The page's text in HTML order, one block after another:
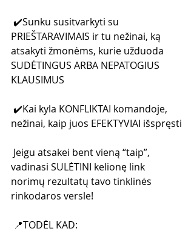
✔️Sunku susitvarkyti su
PRIEŠTARAVIMAIS ir tu nežinai, ką
atsakyti žmonėms, kurie užduoda
SUDĖTINGUS ARBA NEPATOGIUS
KLAUSIMUS
✔️Kai kyla KONFLIKTAI komandoje,
nežinai, kaip juos EFEKTYVIAI išspręsti
Jeigu atsakei bent vieną “taip”,
vadinasi SULĖTINI kelionę link
norimų rezultatų tavo tinklinės
rinkodaros versle!
📍TODĖL KAD: